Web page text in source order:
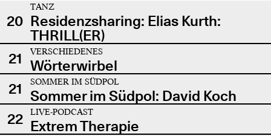
20
TANZ
Residenzsharing: Elias Kurth:
THRILL(ER)
21
VERSCHIEDENES
Wörterwirbel
21
SOMMER IM SÜDPOL
Sommer im Südpol: David Koch
22
LIVE-PODCAST
Extrem Therapie